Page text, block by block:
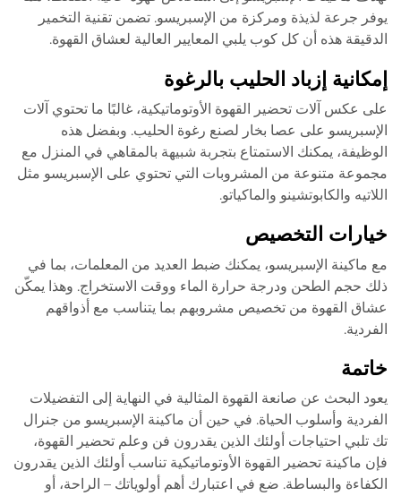
يوفر جرعة لذيذة ومركزة من الإسبريسو. تضمن تقنية التخمير
الدقيقة هذه أن كل كوب يلبي المعايير العالية لعشاق القهوة.
إمكانية إزباد الحليب بالرغوة
على عكس آلات تحضير القهوة الأوتوماتيكية، غالبًا ما تحتوي آلات
الإسبريسو على عصا بخار لصنع رغوة الحليب. وبفضل هذه
الوظيفة، يمكنك الاستمتاع بتجربة شبيهة بالمقاهي في المنزل مع
مجموعة متنوعة من المشروبات التي تحتوي على الإسبريسو مثل
اللاتيه والكابوتشينو والماكياتو.
خيارات التخصيص
مع ماكينة الإسبريسو، يمكنك ضبط العديد من المعلمات، بما في
ذلك حجم الطحن ودرجة حرارة الماء ووقت الاستخراج. وهذا يمكّن
عشاق القهوة من تخصيص مشروبهم بما يتناسب مع أذواقهم
الفردية.
خاتمة
يعود البحث عن صانعة القهوة المثالية في النهاية إلى التفضيلات
الفردية وأسلوب الحياة. في حين أن ماكينة الإسبريسو من جنرال
تك تلبي احتياجات أولئك الذين يقدرون فن وعلم تحضير القهوة،
فإن ماكينة تحضير القهوة الأوتوماتيكية تناسب أولئك الذين يقدرون
الكفاءة والبساطة. ضع في اعتبارك أهم أولوياتك – الراحة، أو